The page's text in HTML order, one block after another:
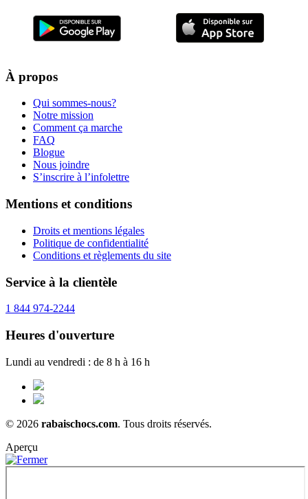
À propos
Qui sommes-nous?
Notre mission
Comment ça marche
FAQ
Blogue
Nous joindre
S’inscrire à l’infolettre
Mentions et conditions
Droits et mentions légales
Politique de confidentialité
Conditions et règlements du site
Service à la clientèle
1 844 974-2244
Heures d'ouverture
Lundi au vendredi : de 8 h à 16 h
© 2026 rabaischocs.com. Tous droits réservés.
Aperçu